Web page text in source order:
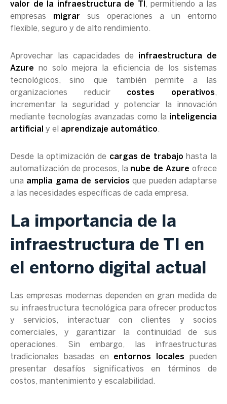
valor de la infraestructura de TI , permitiendo a las
empresas migrar sus operaciones a un entorno
flexible, seguro y de alto rendimiento.
Aprovechar las capacidades de infraestructura de
Azure no solo mejora la eficiencia de los sistemas
tecnológicos, sino que también permite a las
organizaciones reducir costes operativos,
incrementar la seguridad y potenciar la innovación
mediante tecnologías avanzadas como la inteligencia
artificial y el aprendizaje automático.
Desde la optimización de cargas de trabajo hasta la
automatización de procesos, la nube de Azure ofrece
una amplia gama de servicios que pueden adaptarse
a las necesidades específicas de cada empresa.
La importancia de la
infraestructura de TI en
el entorno digital actual
Las empresas modernas dependen en gran medida de
su infraestructura tecnológica para ofrecer productos
y servicios, interactuar con clientes y socios
comerciales, y garantizar la continuidad de sus
operaciones. Sin embargo, las infraestructuras
tradicionales basadas en entornos locales pueden
presentar desafíos significativos en términos de
costos, mantenimiento y escalabilidad.